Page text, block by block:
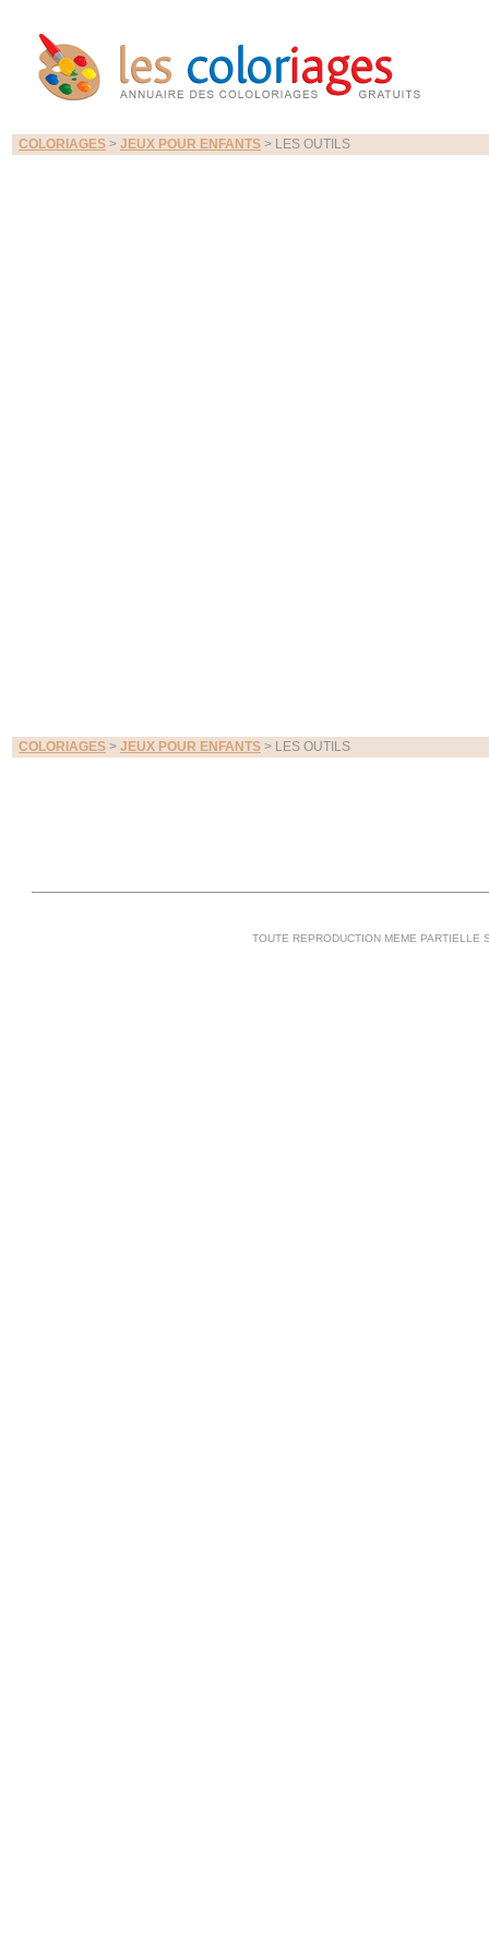
COLORIAGES > JEUX POUR ENFANTS > LES OUTILS
COLORIAGES > JEUX POUR ENFANTS > LES OUTILS
TOUTE REPRODUCTION MEME